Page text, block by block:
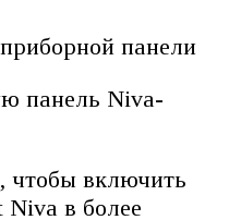
панели
панель Niva-
чтобы включить
Niva в более